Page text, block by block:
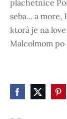
plachetnice
seba... a more,
ktorá je na
Malcolmom po